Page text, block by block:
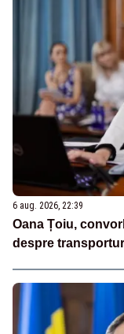
6 aug. 2026, 22:39
Oana Țoiu,
despre